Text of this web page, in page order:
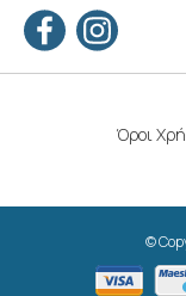
Όροι
©